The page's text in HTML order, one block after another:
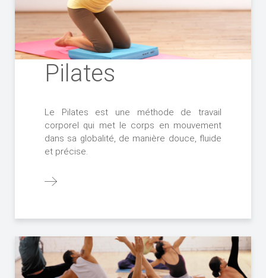
Pilates
Le Pilates est une méthode de travail
corporel qui met le corps en mouvement
dans sa globalité, de manière douce, fluide
et précise.